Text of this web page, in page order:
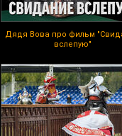
Дядя Вова про фильм
вслепую"